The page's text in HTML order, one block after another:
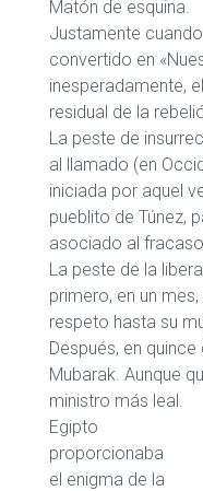
Matón de esquina.
Justamente
convertido en
inesperadamente,
residual de la
La peste de
al llamado (en
iniciada por aquel
pueblito de Túnez,
asociado al
La peste de la
primero, en un
respeto hasta su
Después, en
Mubarak. Aunque
ministro más leal.
Egipto
proporcionaba
el enigma de la